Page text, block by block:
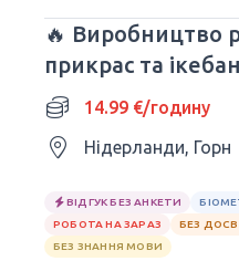
🔥 Виробництво
прикрас та ікебан
14.99 €/годину
Нідерланди, Горн
ВІДГУК БЕЗ АНКЕТИ
РОБОТА НА ЗАРАЗ
БЕЗ
БЕЗ ЗНАННЯ МОВИ